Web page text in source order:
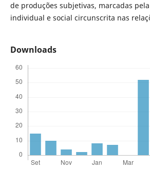
de produções subjetivas, marcadas
individual e social circunscrita nas
Downloads